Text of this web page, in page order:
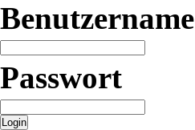
Benutzername
Passwort
Login